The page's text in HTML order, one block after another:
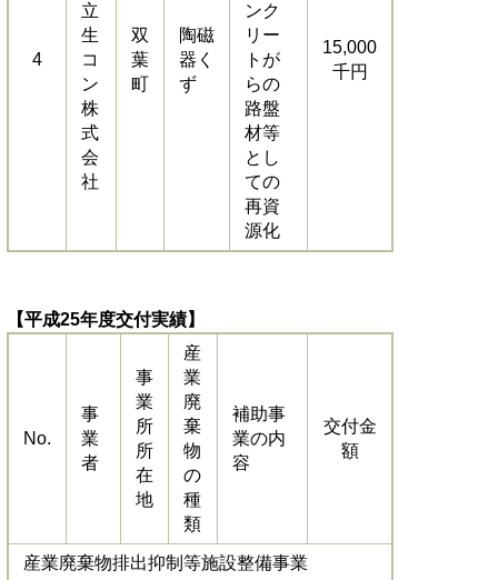
4
立
生
コ
ン
株
式
会
社
双
葉
町
陶磁
器く
ず
ンク
リー
トが
らの
路盤
材等
とし
ての
再資
源化
15,000
千円
【平成25年度交付実績】
No.
事
業
者
事
業
所
所
在
地
産
業
廃
棄
物
の
種
類
補助事
業の内
容
交付金
額
産業廃棄物排出抑制等施設整備事業